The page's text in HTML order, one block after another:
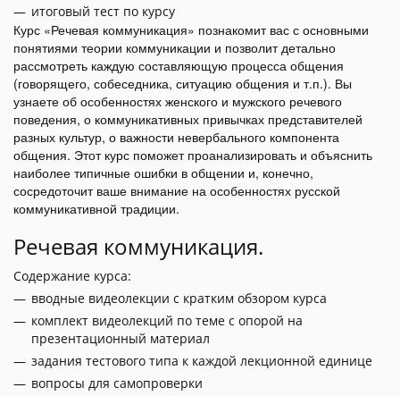
итоговый тест по курсу
Курс «Речевая коммуникация» познакомит вас с основными
понятиями теории коммуникации и позволит детально
рассмотреть каждую составляющую процесса общения
(говорящего, собеседника, ситуацию общения и т.п.). Вы
узнаете об особенностях женского и мужского речевого
поведения, о коммуникативных привычках представителей
разных культур, о важности невербального компонента
общения. Этот курс поможет проанализировать и объяснить
наиболее типичные ошибки в общении и, конечно,
сосредоточит ваше внимание на особенностях русской
коммуникативной традиции.
Речевая коммуникация.
Содержание курса:
вводные видеолекции с кратким обзором курса
комплект видеолекций по теме с опорой на
презентационный материал
задания тестового типа к каждой лекционной единице
вопросы для самопроверки